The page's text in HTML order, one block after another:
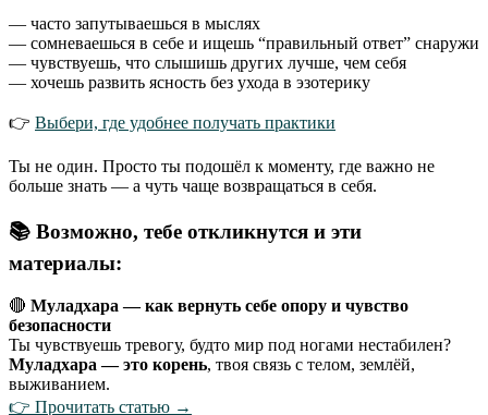
— часто запутываешься в мыслях
— сомневаешься в себе и ищешь “правильный ответ” снаружи
— чувствуешь, что слышишь других лучше, чем себя
— хочешь развить ясность без ухода в эзотерику
👉 Выбери, где удобнее получать практики
Ты не один. Просто ты подошёл к моменту, где важно не
больше знать — а чуть чаще возвращаться в себя.
📚 Возможно, тебе откликнутся и эти
материалы:
🔴 Муладхара — как вернуть себе опору и чувство
безопасности
Ты чувствуешь тревогу, будто мир под ногами нестабилен?
Муладхара — это корень, твоя связь с телом, землёй,
выживанием.
👉 Прочитать статью →